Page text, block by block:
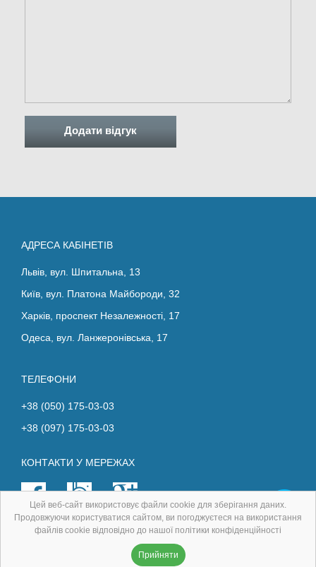
АДРЕСА КАБІНЕТІВ
Львів, вул. Шпитальна, 13
Київ, вул. Платона Майбороди, 32
Харків, проспект Незалежності, 17
Одеса, вул. Ланжеронівська, 17
ТЕЛЕФОНИ
+38 (050) 175-03-03
+38 (097) 175-03-03
КОНТАКТИ У МЕРЕЖАХ
Авторські права захищені.
Цей веб-сайт використовує файли cookie для зберігання даних.
Продовжуючи користуватися сайтом, ви погоджуєтеся на використання
файлів cookie відповідно до нашої політики конфіденційності
Прийняти